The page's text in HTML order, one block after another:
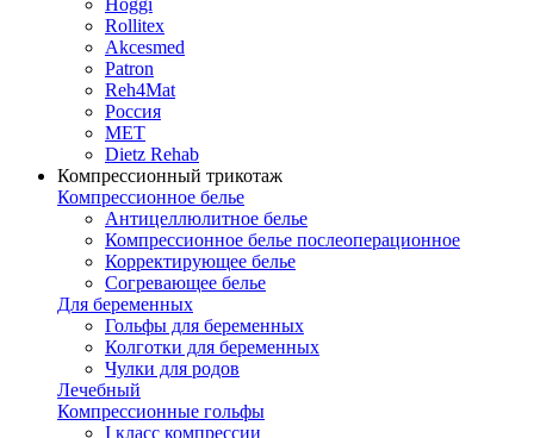
Hoggi
Rollitex
Akcesmed
Patron
Reh4Mat
Россия
МЕТ
Dietz Rehab
Компрессионный трикотаж
Компрессионное белье
Антицеллюлитное белье
Компрессионное белье послеоперационное
Корректирующее белье
Согревающее белье
Для беременных
Гольфы для беременных
Колготки для беременных
Чулки для родов
Лечебный
Компрессионные гольфы
I класс компрессии